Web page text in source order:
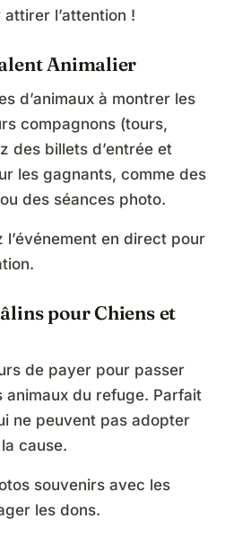
l’attention !
Animalier
d’animaux à montrer les
compagnons (tours,
des billets d’entrée et
les gagnants, comme des
des séances photo.
l’événement en direct pour
pour Chiens et
de payer pour passer
animaux du refuge. Parfait
ne peuvent pas adopter
cause.
souvenirs avec les
les dons.